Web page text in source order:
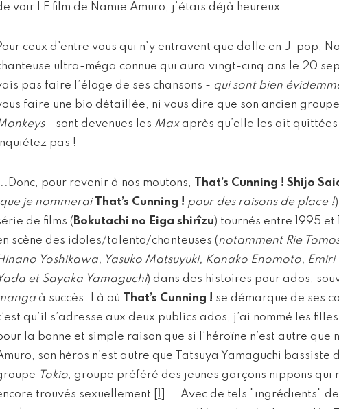
voir LE film de Namie Amuro, j’étais déjà heureux...
ceux d’entre vous qui n’y entravent que dalle en J-pop,
ultra-méga connue qui aura vingt-cinq ans le 20
pas faire l’éloge de ses chansons - qui sont bien
faire une bio détaillée, ni vous dire que son ancien
- sont devenues les Maxaprès qu’elle les ait
pas !
pour revenir à nos moutons,
That’s Cunning ! Shijo
que je nommerai
That’s Cunning ! pour des raisons de place !
de films ( Bokutachi no Eiga shirîzu) tournés entre 1995
scène des idoles/talento/chanteuses (notamment Rie
Yoshikawa, Yasuko Matsuyuki, Kanako Enomoto,
et Sayaka Yamaguchi) dans des histoires pour ados,
à succès. Là où That’s Cunning ! se démarque de ses
qu’il s’adresse aux deux publics ados, j’ai nommé les
la bonne et simple raison que si l’héroïne n’est autre que
son héros n’est autre que Tatsuya Yamaguchi bassiste
Tokio, groupe préféré des jeunes garçons nippons qui
trouvés sexuellement
... Avec de tels "ingrédients"